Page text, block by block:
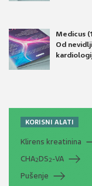
Medicus
Od
KORISNI ALATI
Klirens kreatinina
CHA2DS2-VA
Pušenje